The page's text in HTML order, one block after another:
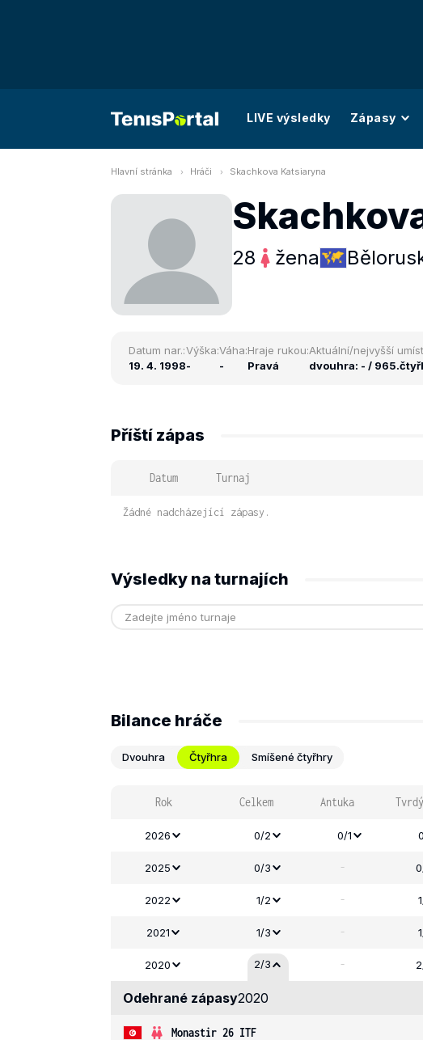
LIVE výsledky Zápasy
Hlavní stránka Hráči Skachkova Katsiaryna
28 žena
Datum nar.:
19. 4. 1998
Výška:
-
Váha:
-
Hraje rukou:
Pravá
Aktuální/nejvyšší
dvouhra: - / 965.
Příští zápas
Datum Turnaj
Žádné nadcházející zápasy.
Výsledky na turnajích
Bilance hráče
Dvouhra Čtyřhra Smíšené čtyřhry
Rok Celkem Antuka
2026 0/2 0/1
2025 0/3 -
2022 1/2 -
2021 1/3 -
2020 2/3 -
Odehrané zápasy2020
Monastir 26 ITF